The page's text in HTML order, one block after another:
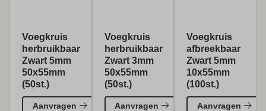
Voegkruis
herbruikbaar
Zwart 5mm
50x55mm
(50st.)
Aanvragen
Voegkruis
herbruikbaar
Zwart 3mm
50x55mm
(50st.)
Aanvragen
Voegkruis
afbreekbaar
Zwart 5mm
10x55mm
(100st.)
Aanvragen